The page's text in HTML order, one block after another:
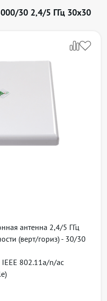
30 2,4/5 ГГц 30x30
антенна 2,4/5 ГГц
(верт/гориз) - 30/30
802.11a/n/ac